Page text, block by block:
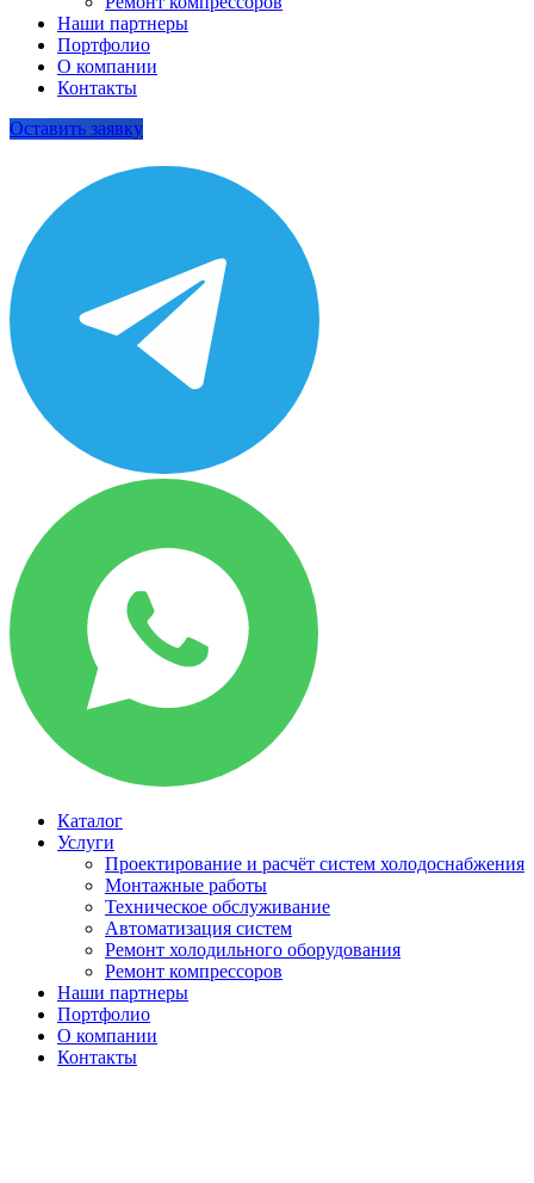
Наши партнеры
Портфолио
О компании
Контакты
Оставить заявку
Каталог
Услуги
Проектирование и расчёт систем холодоснабжения
Монтажные работы
Техническое обслуживание
Автоматизация систем
Ремонт холодильного оборудования
Ремонт компрессоров
Наши партнеры
Портфолио
О компании
Контакты